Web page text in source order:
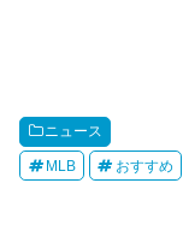
ニュース
MLB おすすめ